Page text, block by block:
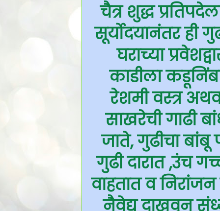
चैत्र शुद्ध
सूर्योदयानंतर ही
घराच्या
काडीला
रेशमी वस्त्र
साखरेची गाढी
जाते, गुढीचा
गुढी दारात ,उंच
वाहतात व निरांजन
नैवेद्य दाखवून